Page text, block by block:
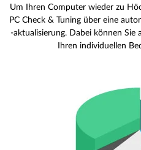
Um Ihren Computer wieder zu
PC Check & Tuning über eine
-aktualisierung. Dabei können Sie
Ihren individuellen